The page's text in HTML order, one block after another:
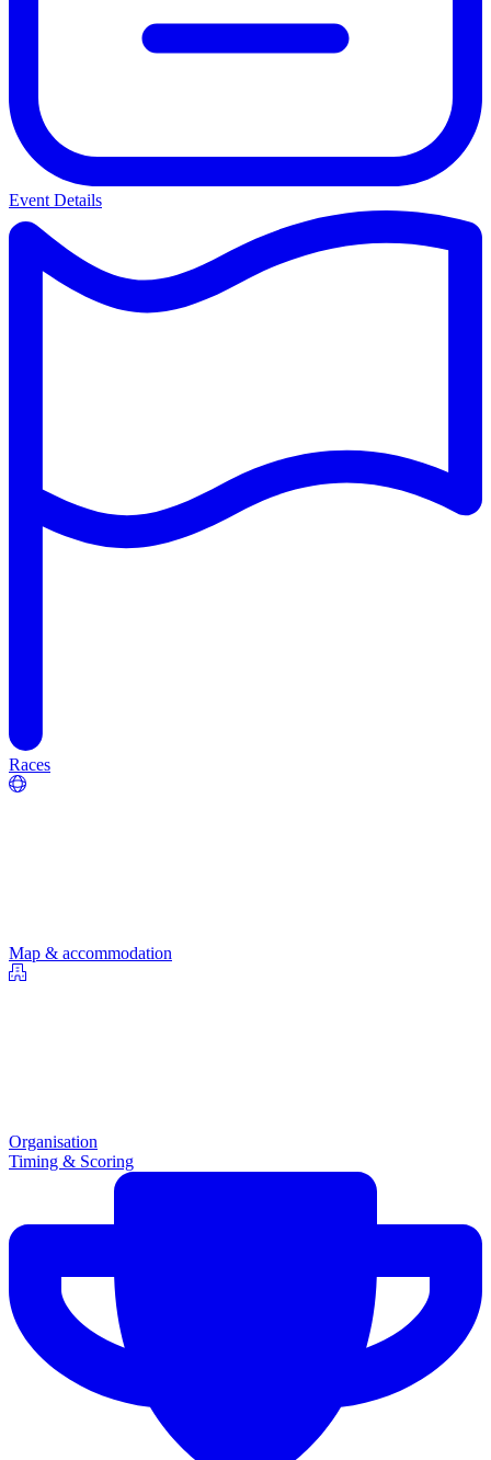
Event Details
Races
Map & accommodation
Organisation
Timing & Scoring